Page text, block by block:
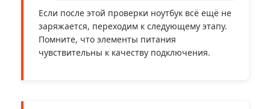
Если после этой проверки ноутбук всё ещё не
заряжается, переходим к следующему этапу.
Помните, что элементы питания
чувствительны к качеству подключения.